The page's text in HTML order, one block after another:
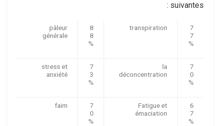
suivantes :
pâleur
générale
8
8
%
transpiration
7
7
%
stress et
anxiété
7
3
%
la
déconcentration
7
0
%
faim
7
0
%
Fatigue et
émaciation
6
7
%